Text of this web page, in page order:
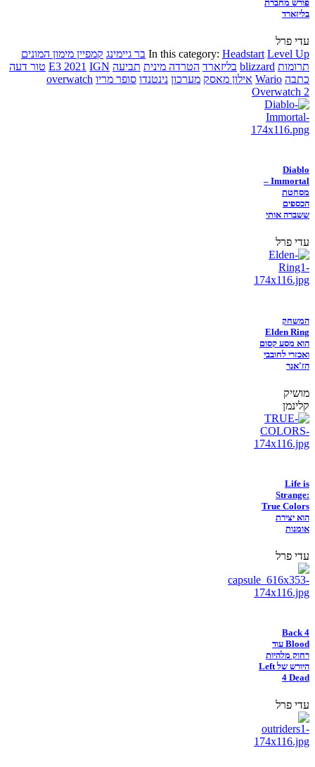
פורש מחברת
בליזארד
עדי פרל
In this category: Headstart Level Up בר גיימינג קמפיין מימון המונים
תרומות blizzard בליזארד הטרדה מינית תביעה E3 2021 IGN
טור דעה
כתבה Wario אילון מאסק מערכון נינטנדו סופר מריו overwatch
Overwatch 2
Diablo
Immortal –
מסחטת
הכספים
ששברה אותי
עדי פרל
המשחק
Elden Ring
הוא מסע קסום
ואכזרי לחובבי
הז'אנר
מושיק
קלינמן
Life is
Strange:
True Colors
הוא יצירת
אומנות
עדי פרל
Back 4
Blood עוד
רחוק מלהיות
היורש של Left
4 Dead
עדי פרל